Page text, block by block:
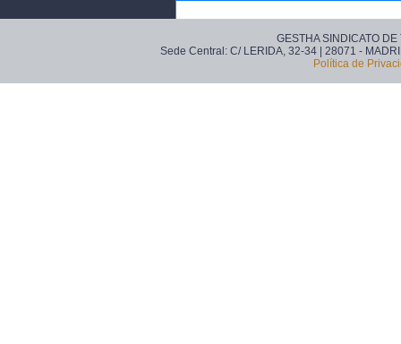
GESTHA SINDICATO
Sede Central: C/ LERIDA, 32-34 | 28071 -
Política de